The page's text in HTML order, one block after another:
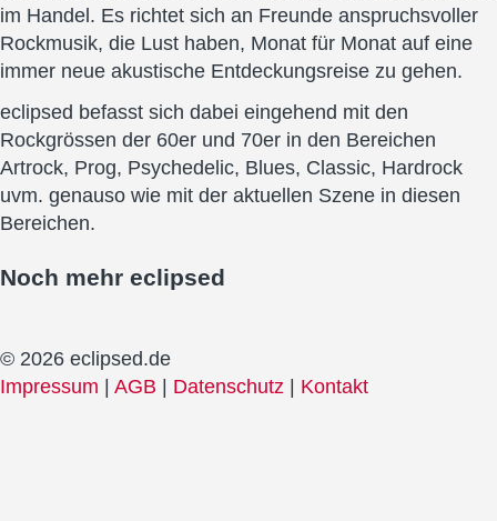
im Handel. Es richtet sich an Freunde anspruchsvoller
Rockmusik, die Lust haben, Monat für Monat auf eine
immer neue akustische Entdeckungsreise zu gehen.
eclipsed befasst sich dabei eingehend mit den
Rockgrössen der 60er und 70er in den Bereichen
Artrock, Prog, Psychedelic, Blues, Classic, Hardrock
uvm. genauso wie mit der aktuellen Szene in diesen
Bereichen.
Noch mehr eclipsed
© 2026 eclipsed.de
Impressum
AGB Datenschutz Kontakt